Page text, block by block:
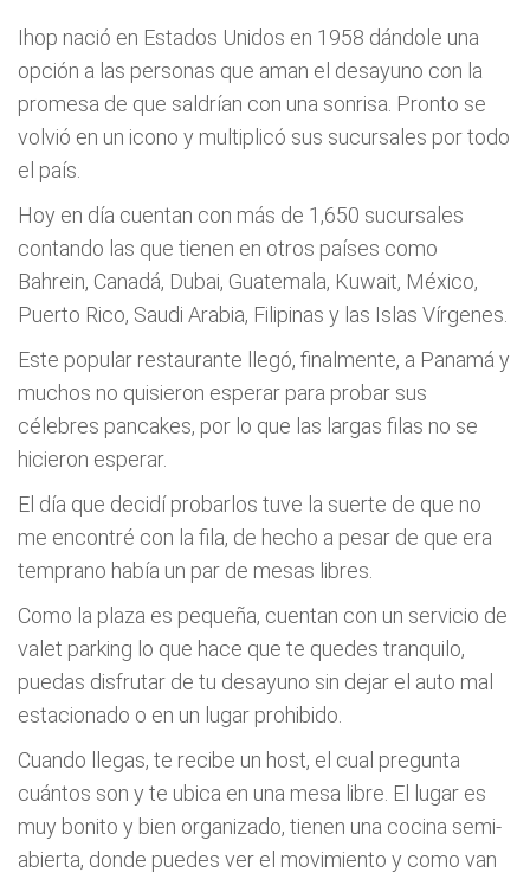
Ihop nació en Estados Unidos en 1958 dándole una
opción a las personas que aman el desayuno con la
promesa de que saldrían con una sonrisa. Pronto se
volvió en un icono y multiplicó sus sucursales por todo
el país.
Hoy en día cuentan con más de 1,650 sucursales
contando las que tienen en otros países como
Bahrein, Canadá, Dubai, Guatemala, Kuwait, México,
Puerto Rico, Saudi Arabia, Filipinas y las Islas Vírgenes.
Este popular restaurante llegó, finalmente, a Panamá y
muchos no quisieron esperar para probar sus
célebres pancakes, por lo que las largas filas no se
hicieron esperar.
El día que decidí probarlos tuve la suerte de que no
me encontré con la fila, de hecho a pesar de que era
temprano había un par de mesas libres.
Como la plaza es pequeña, cuentan con un servicio de
valet parking lo que hace que te quedes tranquilo,
puedas disfrutar de tu desayuno sin dejar el auto mal
estacionado o en un lugar prohibido.
Cuando llegas, te recibe un host, el cual pregunta
cuántos son y te ubica en una mesa libre. El lugar es
muy bonito y bien organizado, tienen una cocina semi-
abierta, donde puedes ver el movimiento y como van